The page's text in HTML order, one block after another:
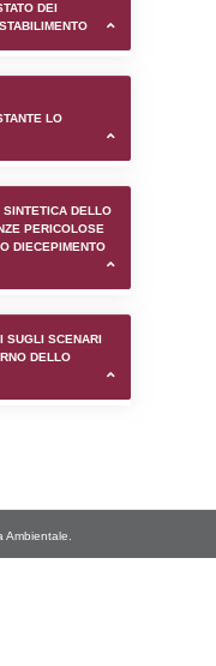
- INFORMAZIONI
E
è SOGGETTO LO
- DESCRIZIONE
- DESCRIZIONE